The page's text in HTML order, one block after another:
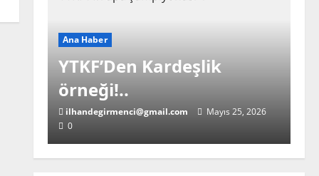
Ana Haber
YTKF’Den Kardeşlik
örneği!..
ilhandegirmenci@gmail.com
Mayıs 25, 2026
0